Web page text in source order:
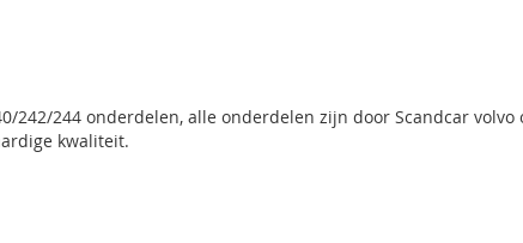
242/244 onderdelen, alle onderdelen zijn door Scandcar
kwaliteit.